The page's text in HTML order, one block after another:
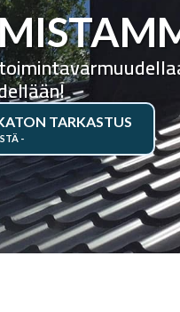
TARKASTUS